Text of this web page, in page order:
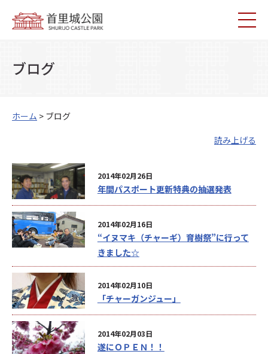
ブログ
ホーム > ブログ
読み上げる
2014年02月26日
年間パスポート更新特典の抽選発表
2014年02月16日
“イヌマキ（チャーギ）育樹祭”に行って
きました☆
2014年02月10日
「チャーガンジュー」
2014年02月03日
遂にＯＰＥＮ！！